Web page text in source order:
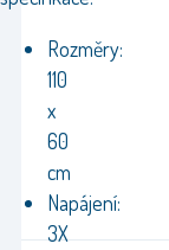
Rozměry:
110
x
60
cm
Napájení:
3X